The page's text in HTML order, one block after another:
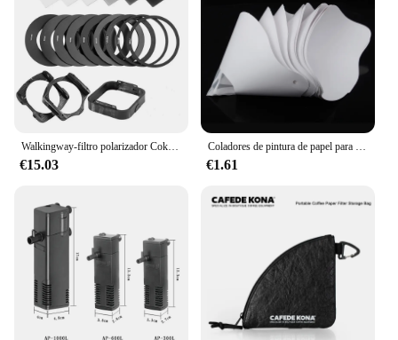
filtro lavadora WT22BSS6H, you can breathe easy
knowing that you're investing in a product that is
not only effective but also durable and easy to
maintain.
Walkingway-filtro polarizador Cokin Serie P, soporte de filtro ND 2, 4, 8, 16, gradiente cuadrado, anillos adaptadores de capó de cámara para DSLR
€15.03
Coladores de pintura de papel para coche, filtro de papel de malla en aerosol, embudo de filtro purificador, filtros de pintura desechables, colador de papel cónico
€1.61